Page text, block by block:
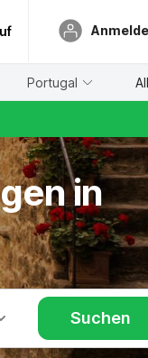
Portugal
in
Suchen